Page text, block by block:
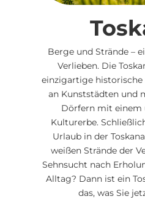
Berge und Strände –
Verlieben. Die
einzigartige historische
an Kunststädten und
Dörfern mit einem
Kulturerbe.
Urlaub in der
weißen Strände der
Sehnsucht nach
Alltag? Dann ist ein
das, was Sie